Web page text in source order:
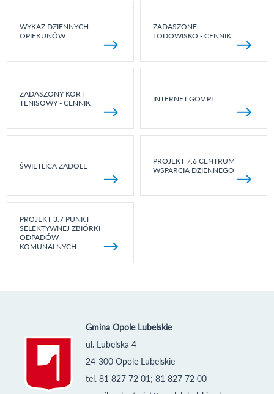
WYKAZ DZIENNYCH
OPIEKUNÓW
ZADASZONE
LODOWISKO - CENNIK
ZADASZONY KORT
TENISOWY - CENNIK
INTERNET.GOV.PL
ŚWIETLICA ZADOLE
PROJEKT 7.6 CENTRUM
WSPARCIA DZIENNEGO
PROJEKT 3.7 PUNKT
SELEKTYWNEJ ZBIÓRKI
ODPADÓW
KOMUNALNYCH
Gmina Opole Lubelskie
ul. Lubelska 4
24-300 Opole Lubelskie
tel. 81 827 72 01; 81 827 72 00